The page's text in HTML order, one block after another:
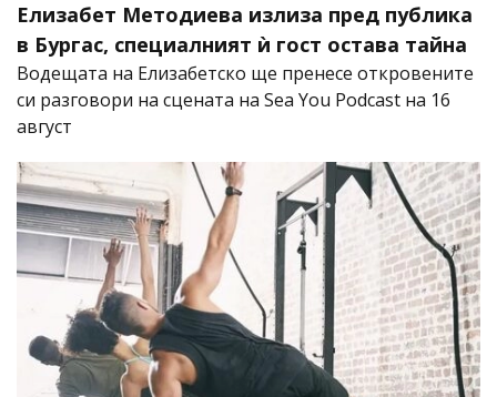
Елизабет Методиева излиза пред публика
в Бургас, специалният ѝ гост остава тайна
Водещата на Елизабетско ще пренесе откровените
си разговори на сцената на Sea You Podcast на 16
август